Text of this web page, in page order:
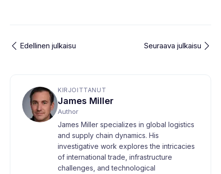
Edellinen julkaisu Seuraava julkaisu
KIRJOITTANUT
James Miller
Author
James Miller specializes in global logistics
and supply chain dynamics. His
investigative work explores the intricacies
of international trade, infrastructure
challenges, and technological